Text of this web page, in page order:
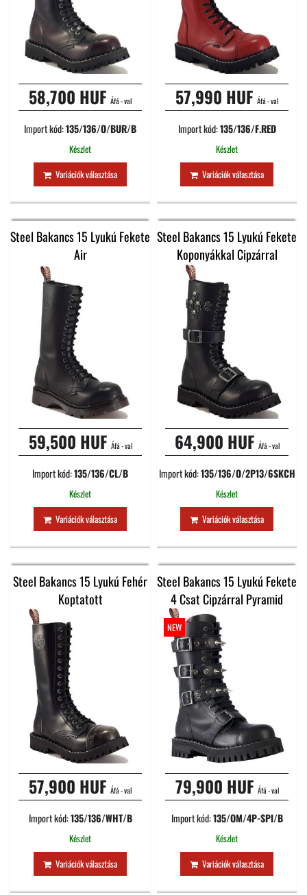
58,700 HUF Áfá - val
Import kód:135/136/O/BUR/B
Készlet
Variációk választása
57,990 HUF Áfá - val
Import kód:135/136/F.RED
Készlet
Variációk választása
Steel Bakancs 15 Lyukú Fekete
Air
59,500 HUF Áfá - val
Import kód:135/136/CL/B
Készlet
Variációk választása
Steel Bakancs 15 Lyukú Fekete
Koponyákkal Cipzárral
64,900 HUF Áfá - val
Import kód:135/136/O/2P13/6SKCH
Készlet
Variációk választása
Steel Bakancs 15 Lyukú Fehér
Koptatott
57,900 HUF Áfá - val
Import kód:135/136/WHT/B
Készlet
Variációk választása
Steel Bakancs 15 Lyukú Fekete
4 Csat Cipzárral Pyramid
NEW
79,900 HUF Áfá - val
Import kód:135/OM/4P-SPI/B
Készlet
Variációk választása